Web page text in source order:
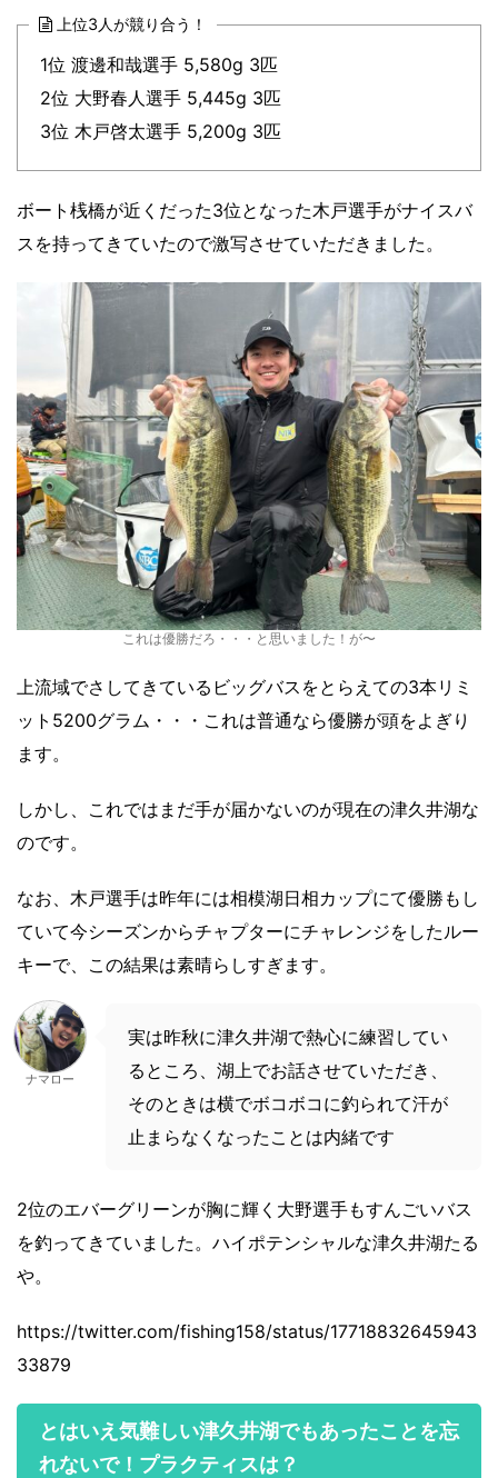
上位3人が競り合う！
1位 渡邊和哉選手 5,580g 3匹
2位 大野春人選手 5,445g 3匹
3位 木戸啓太選手 5,200g 3匹
ボート桟橋が近くだった3位となった木戸選手がナイスバ
スを持ってきていたので激写させていただきました。
これは優勝だろ・・・と思いました！が〜
上流域でさしてきているビッグバスをとらえての3本リミ
ット5200グラム・・・これは普通なら優勝が頭をよぎり
ます。
しかし、これではまだ手が届かないのが現在の津久井湖な
のです。
なお、木戸選手は昨年には相模湖日相カップにて優勝もし
ていて今シーズンからチャプターにチャレンジをしたルー
キーで、この結果は素晴らしすぎます。
ナマロー
実は昨秋に津久井湖で熱心に練習してい
るところ、湖上でお話させていただき、
そのときは横でボコボコに釣られて汗が
止まらなくなったことは内緒です
2位のエバーグリーンが胸に輝く大野選手もすんごいバス
を釣ってきていました。ハイポテンシャルな津久井湖たる
や。
https://twitter.com/fishing158/status/17718832645943
33879
とはいえ気難しい津久井湖でもあったことを忘
れないで！プラクティスは？